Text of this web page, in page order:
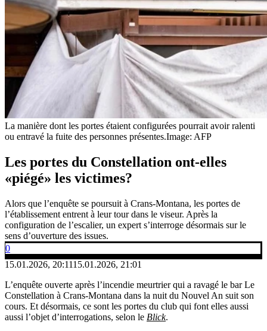
La manière dont les portes étaient configurées pourrait avoir ralenti
ou entravé la fuite des personnes présentes.Image: AFP
Les portes du Constellation ont-elles
«piégé» les victimes?
Alors que l’enquête se poursuit à Crans-Montana, les portes de
l’établissement entrent à leur tour dans le viseur. Après la
configuration de l’escalier, un expert s’interroge désormais sur le
sens d’ouverture des issues.
0
15.01.2026, 20:1115.01.2026, 21:01
L’enquête ouverte après l’incendie meurtrier qui a ravagé le bar Le
Constellation à Crans-Montana dans la nuit du Nouvel An suit son
cours. Et désormais, ce sont les portes du club qui font elles aussi
aussi l’objet d’interrogations, selon le Blick.